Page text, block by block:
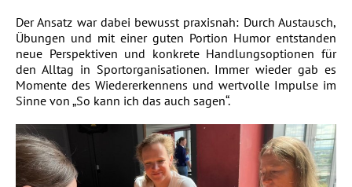
Der Ansatz war dabei bewusst praxisnah: Durch Austausch,
Übungen und mit einer guten Portion Humor entstanden
neue Perspektiven und konkrete Handlungsoptionen für
den Alltag in Sportorganisationen. Immer wieder gab es
Momente des Wiedererkennens und wertvolle Impulse im
Sinne von „So kann ich das auch sagen“.